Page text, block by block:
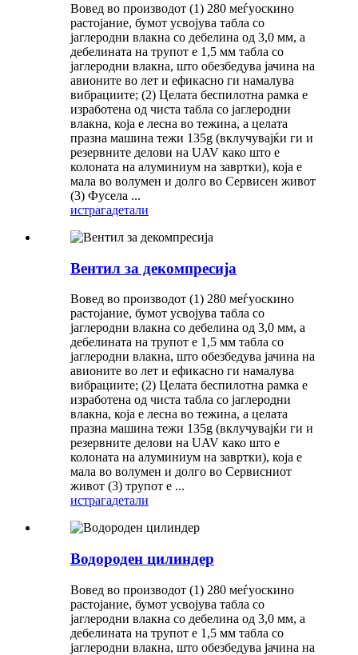
Вовед во производот (1) 280 меѓуоскино
растојание, бумот усвојува табла со
јаглеродни влакна со дебелина од 3,0 мм, а
дебелината на трупот е 1,5 мм табла со
јаглеродни влакна, што обезбедува јачина на
авионите во лет и ефикасно ги намалува
вибрациите; (2) Целата беспилотна рамка е
изработена од чиста табла со јаглеродни
влакна, која е лесна во тежина, а целата
празна машина тежи 135g (вклучувајќи ги и
резервните делови на UAV како што е
колоната на алуминиум на завртки), која е
мала во волумен и долго во Сервисен живот
(3) Фусела ...
истрагадетали
Вентил за декомпресија
Вовед во производот (1) 280 меѓуоскино
растојание, бумот усвојува табла со
јаглеродни влакна со дебелина од 3,0 мм, а
дебелината на трупот е 1,5 мм табла со
јаглеродни влакна, што обезбедува јачина на
авионите во лет и ефикасно ги намалува
вибрациите; (2) Целата беспилотна рамка е
изработена од чиста табла со јаглеродни
влакна, која е лесна во тежина, а целата
празна машина тежи 135g (вклучувајќи ги и
резервните делови на UAV како што е
колоната на алуминиум на завртки), која е
мала во волумен и долго во Сервисниот
живот (3) трупот е ...
истрагадетали
Водороден цилиндер
Вовед во производот (1) 280 меѓуоскино
растојание, бумот усвојува табла со
јаглеродни влакна со дебелина од 3,0 мм, а
дебелината на трупот е 1,5 мм табла со
јаглеродни влакна, што обезбедува јачина на